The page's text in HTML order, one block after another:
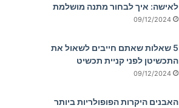
לאישה: איך לבחור מתנה מושלמת
09/12/2024
5 שאלות שאתם חייבים לשאול את
התכשיטן לפני קניית תכשיט
09/12/2024
האבנים היקרות הפופולריות ביותר